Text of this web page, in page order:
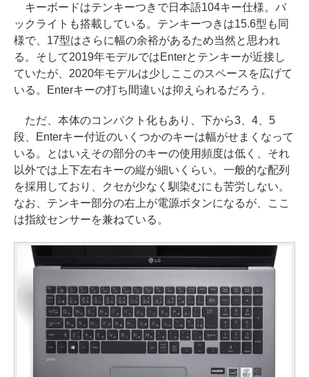
キーボードはテンキーつきで日本語104キー仕様。バ
ックライトも搭載している。テンキーつきは15.6型も同
様で、17型はさらに幅の余裕があるため当然と思われ
る。そして2019年モデルではEnterとテンキーが近接し
ていたが、2020年モデルは少しここのスペースを広げて
いる。Enterキーの打ち間違いは抑えられるだろう。
ただ、本体のコンパクト化もあり、下から3、4、5
段、Enterキー付近のいくつかのキーは幅がせまくなって
いる。とはいえその部分のキーの使用頻度は低く、それ
以外では上下左右キーの縦が細いくらい。一般的な配列
を採用しており、クセが少なく馴染むにも苦労しない。
なお、テンキー部分の右上が電源ボタンになるが、ここ
は指紋センサーを兼ねている。